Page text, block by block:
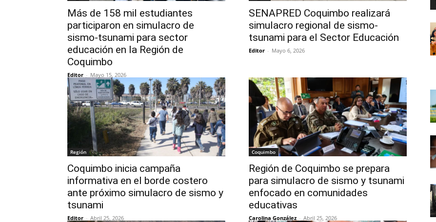
Más de 158 mil estudiantes
participaron en simulacro de
sismo-tsunami para sector
educación en la Región de
Coquimbo
Editor - Mayo 15, 2026
SENAPRED Coquimbo realizará
simulacro regional de sismo-
tsunami para el Sector Educación
Editor - Mayo 6, 2026
Región
Coquimbo inicia campaña
informativa en el borde costero
ante próximo simulacro de sismo y
tsunami
Editor - Abril 25, 2026
Coquimbo
Región de Coquimbo se prepara
para simulacro de sismo y tsunami
enfocado en comunidades
educativas
Carolina González - Abril 25, 2026